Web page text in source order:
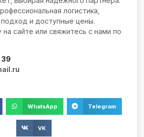
логистика,
и доступные цены.
сайте или свяжитесь с нами по
39
WhatsApp Telegram
VK